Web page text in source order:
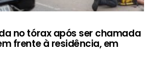
no tórax após ser chamada
frente à residência, em